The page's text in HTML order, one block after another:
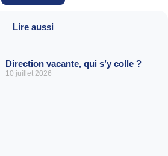
Lire aussi
Direction vacante, qui s’y colle ?
10 juillet 2026